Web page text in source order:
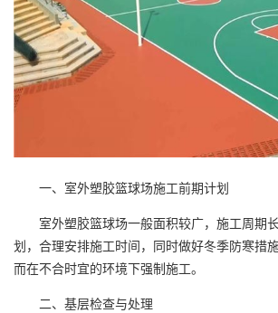
一、室外塑胶篮球场施工前期计划
室外塑胶篮球场一般面积较广，施工周期
划，合理安排施工时间，同时做好冬季防寒措
而在不合时宜的环境下强制施工。
二、基层检查与处理